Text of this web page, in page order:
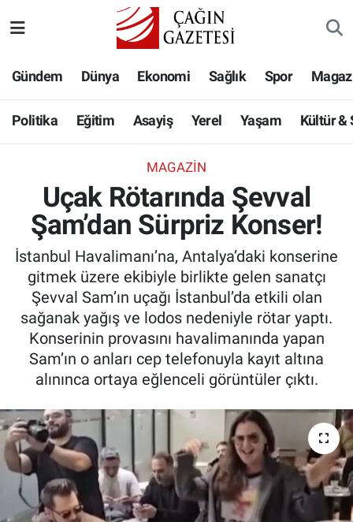
Gündem Dünya Ekonomi Sağlık Spor
Politika Eğitim Asayiş Yerel Yaşam Kültür &
MAGAZIN
Uçak Rötarında Şevval
Şam’dan Sürpriz Konser!
İstanbul Havalimanı’na, Antalya’daki konserine
gitmek üzere ekibiyle birlikte gelen sanatçı
Şevval Sam’ın uçağı İstanbul’da etkili olan
sağanak yağış ve lodos nedeniyle rötar yaptı.
Konserinin provasını havalimanında yapan
Sam’ın o anları cep telefonuyla kayıt altına
alınınca ortaya eğlenceli görüntüler çıktı.
Eğitim
Asayiş
Yaşam
Kültür & Sanat
Bilim-Teknoloji
Köşe Yazıları
Röportaj
Video Galeri
Hava Durumu
Namaz Vakitleri
Süper Lig Puan Durumu ve Fikstür
Tüm Manşetler
Son Dakika Haberleri
Haber Arşivi